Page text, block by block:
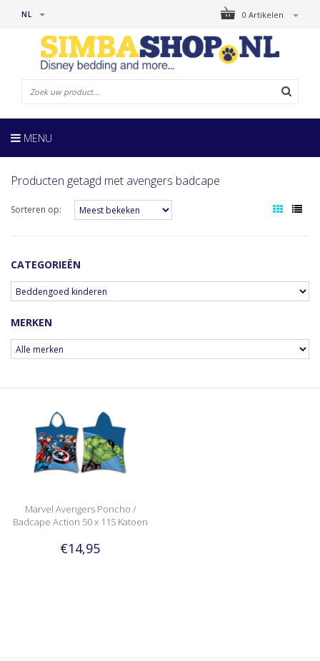
0 Artikelen
NL
MENU
Producten getagd met avengers badcape
Sorteren op:
CATEGORIEËN
MERKEN
Marvel Avengers Poncho /
Badcape Action 50 x 115 Katoen
€14,95